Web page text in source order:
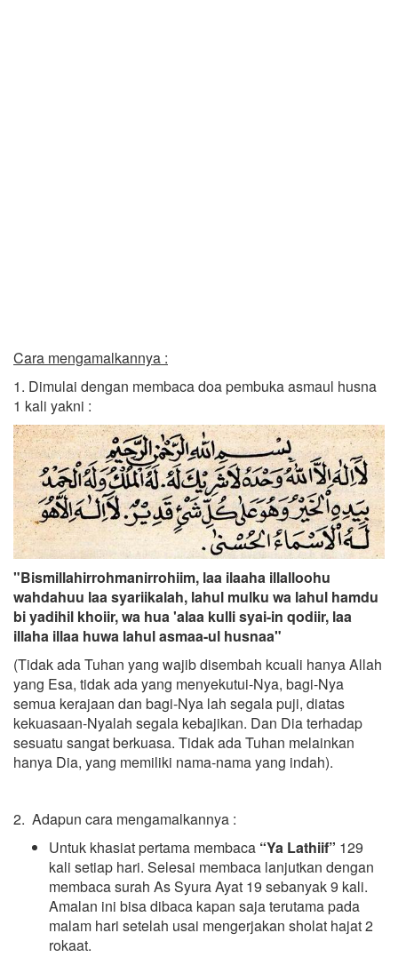
Cara mengamalkannya :
1. Dimulai dengan membaca doa pembuka asmaul husna
1 kali yakni :
"Bismillahirrohmanirrohiim, laa ilaaha illalloohu
wahdahuu laa syariikalah, lahul mulku wa lahul hamdu
bi yadihil khoiir, wa hua 'alaa kulli syai-in qodiir, laa
illaha illaa huwa lahul asmaa-ul husnaa"
(Tidak ada Tuhan yang wajib disembah kcuali hanya Allah
yang Esa, tidak ada yang menyekutui-Nya, bagi-Nya
semua kerajaan dan bagi-Nya lah segala puji, diatas
kekuasaan-Nyalah segala kebajikan. Dan Dia terhadap
sesuatu sangat berkuasa. Tidak ada Tuhan melainkan
hanya Dia, yang memiliki nama-nama yang indah).
2. Adapun cara mengamalkannya :
Untuk khasiat pertama membaca “Ya Lathiif” 129
kali setiap hari. Selesai membaca lanjutkan dengan
membaca surah As Syura Ayat 19 sebanyak 9 kali.
Amalan ini bisa dibaca kapan saja terutama pada
malam hari setelah usai mengerjakan sholat hajat 2
rokaat.